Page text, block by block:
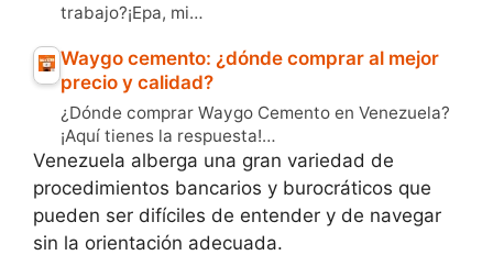
trabajo?¡Epa, mi…
Waygo cemento: ¿dónde comprar al mejor
precio y calidad?
¿Dónde comprar Waygo Cemento en Venezuela?
¡Aquí tienes la respuesta!…
Venezuela alberga una gran variedad de
procedimientos bancarios y burocráticos que
pueden ser difíciles de entender y de navegar
sin la orientación adecuada.